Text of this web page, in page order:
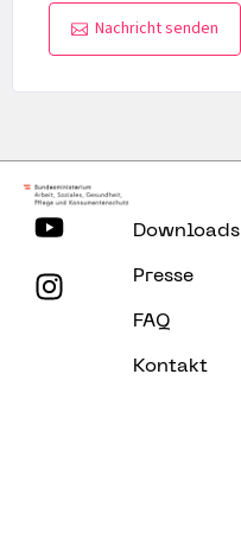
Nachricht senden
Downloads
Presse
FAQ
Kontakt